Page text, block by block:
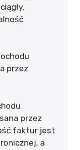
przez
przez
faktur jest
a